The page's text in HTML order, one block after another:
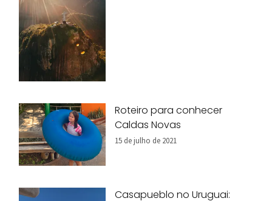
Roteiro para conhecer
Caldas Novas
15 de julho de 2021
Casapueblo no Uruguai: